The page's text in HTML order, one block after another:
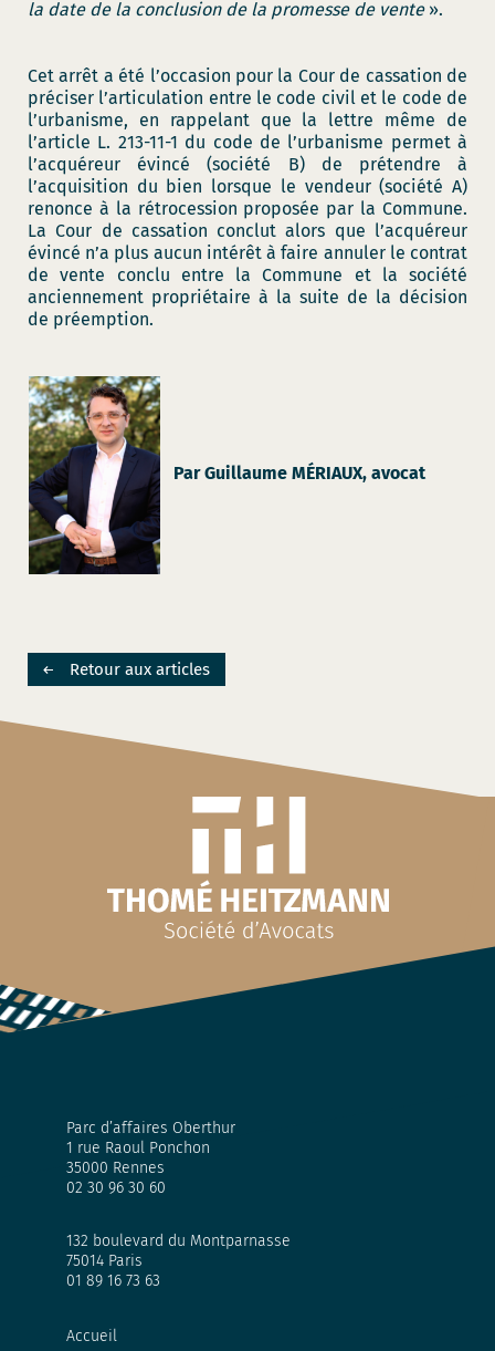
la date de la conclusion de la promesse de vente».
Cet arrêt a été l’occasion pour la Cour de cassation de
préciser l’articulation entre le code civil et le code de
l’urbanisme, en rappelant que la lettre même de
l’article L. 213-11-1 du code de l’urbanisme permet à
l’acquéreur évincé (société B) de prétendre à
l’acquisition du bien lorsque le vendeur (société A)
renonce à la rétrocession proposée par la Commune.
La Cour de cassation conclut alors que l’acquéreur
évincé n’a plus aucun intérêt à faire annuler le contrat
de vente conclu entre la Commune et la société
anciennement propriétaire à la suite de la décision
de préemption.
Par Guillaume MÉRIAUX, avocat
Retour aux articles
Parc d’affaires Oberthur
1 rue Raoul Ponchon
35000 Rennes
02 30 96 30 60
132 boulevard du Montparnasse
75014 Paris
01 89 16 73 63
Accueil